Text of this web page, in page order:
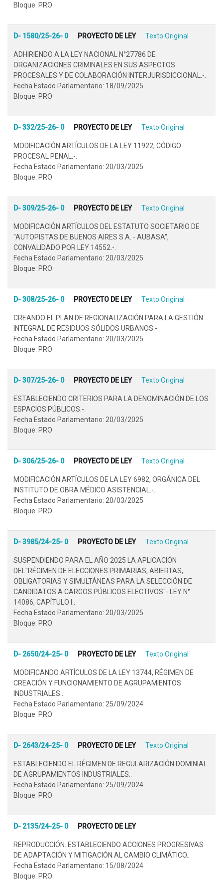
Bloque: PRO
D- 1580/25-26- 0 PROYECTO DE LEY Texto Original
ADHIRIENDO A LA LEY NACIONAL N°27786 DE
ORGANIZACIONES CRIMINALES EN SUS ASPECTOS
PROCESALES Y DE COLABORACIÓN INTERJURISDICCIONAL.-.
Fecha Estado Parlamentario: 18/09/2025
Bloque: PRO
D- 332/25-26- 0 PROYECTO DE LEY Texto Original
MODIFICACIÓN ARTÍCULOS DE LA LEY 11922, CÓDIGO
PROCESAL PENAL.-.
Fecha Estado Parlamentario: 20/03/2025
Bloque: PRO
D- 309/25-26- 0 PROYECTO DE LEY Texto Original
MODIFICACIÓN ARTÍCULOS DEL ESTATUTO SOCIETARIO DE
"AUTOPISTAS DE BUENOS AIRES S.A. - AUBASA",
CONVALIDADO POR LEY 14552.-.
Fecha Estado Parlamentario: 20/03/2025
Bloque: PRO
D- 308/25-26- 0 PROYECTO DE LEY Texto Original
CREANDO EL PLAN DE REGIONALIZACIÓN PARA LA GESTIÓN
INTEGRAL DE RESIDUOS SÓLIDOS URBANOS.-.
Fecha Estado Parlamentario: 20/03/2025
Bloque: PRO
D- 307/25-26- 0 PROYECTO DE LEY Texto Original
ESTABLECIENDO CRITERIOS PARA LA DENOMINACIÓN DE LOS
ESPACIOS PÚBLICOS.-.
Fecha Estado Parlamentario: 20/03/2025
Bloque: PRO
D- 306/25-26- 0 PROYECTO DE LEY Texto Original
MODIFICACIÓN ARTÍCULOS DE LA LEY 6982, ORGÁNICA DEL
INSTITUTO DE OBRA MÉDICO ASISTENCIAL.-.
Fecha Estado Parlamentario: 20/03/2025
Bloque: PRO
D- 3985/24-25- 0 PROYECTO DE LEY Texto Original
SUSPENDIENDO PARA EL AÑO 2025 LA APLICACIÓN
DEL"RÉGIMEN DE ELECCIONES PRIMARIAS, ABIERTAS,
OBLIGATORIAS Y SIMULTÁNEAS PARA LA SELECCIÓN DE
CANDIDATOS A CARGOS PÚBLICOS ELECTIVOS"- LEY N°
14086, CAPÍTULO I..
Fecha Estado Parlamentario: 20/03/2025
Bloque: PRO
D- 2650/24-25- 0 PROYECTO DE LEY Texto Original
MODIFICANDO ARTÍCULOS DE LA LEY 13744, RÉGIMEN DE
CREACIÓN Y FUNCIONAMIENTO DE AGRUPAMIENTOS
INDUSTRIALES..
Fecha Estado Parlamentario: 25/09/2024
Bloque: PRO
D- 2643/24-25- 0 PROYECTO DE LEY Texto Original
ESTABLECIENDO EL RÉGIMEN DE REGULARIZACIÓN DOMINIAL
DE AGRUPAMIENTOS INDUSTRIALES..
Fecha Estado Parlamentario: 25/09/2024
Bloque: PRO
D- 2135/24-25- 0 PROYECTO DE LEY
REPRODUCCIÓN. ESTABLECIENDO ACCIONES PROGRESIVAS
DE ADAPTACIÓN Y MITIGACIÓN AL CAMBIO CLIMÁTICO..
Fecha Estado Parlamentario: 15/08/2024
Bloque: PRO